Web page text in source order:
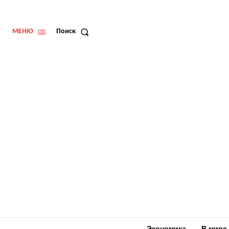
МЕНЮ Поиск